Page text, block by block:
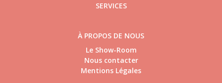
SERVICES
À PROPOS DE NOUS
Le Show-Room
Nous contacter
Mentions Légales